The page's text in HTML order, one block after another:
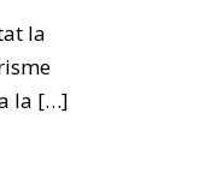
la
la […]